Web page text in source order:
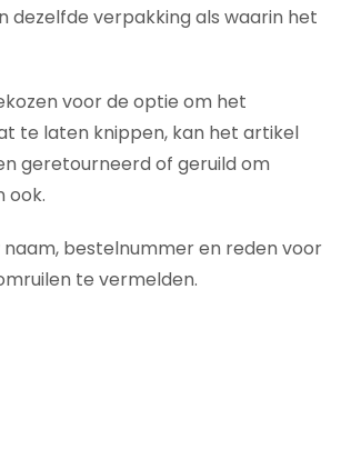
dezelfde verpakking als waarin het
voor de optie om het
te laten knippen, kan het artikel
geretourneerd of geruild om
ook.
naam, bestelnummer en reden voor
te vermelden.